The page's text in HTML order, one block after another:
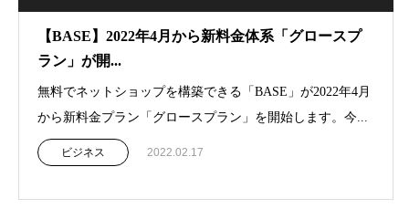
【BASE】2022年4月から新料金体系「グロースプ
ラン」が開...
無料でネットショップを構築できる「BASE」が2022年4月
から新料金プラン「グロースプラン」を開始します。今...
ビジネス 2022.02.17